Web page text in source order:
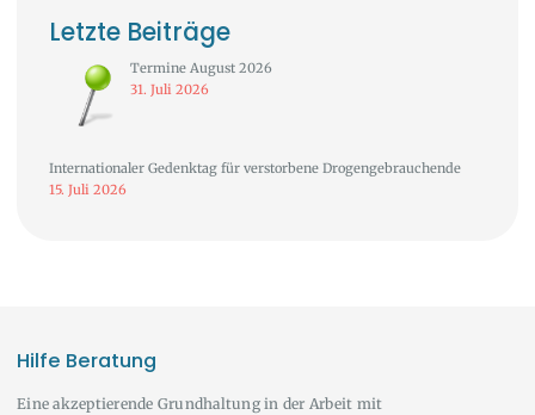
Letzte Beiträge
Termine August 2026
31. Juli 2026
Internationaler Gedenktag für verstorbene Drogengebrauchende
15. Juli 2026
Hilfe Beratung
Eine akzeptierende Grundhaltung in der Arbeit mit